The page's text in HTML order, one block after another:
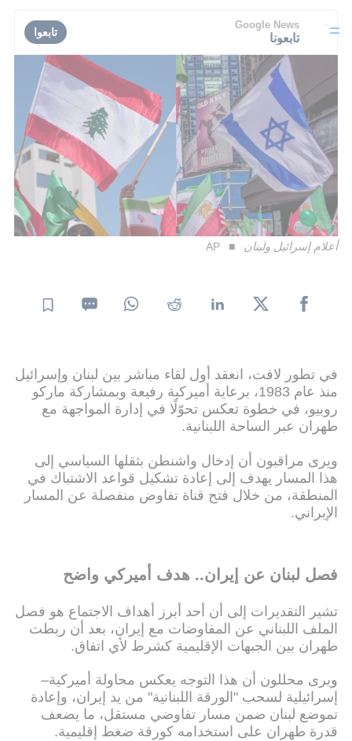
Google News
تابعونا تابعوا
أعلام إسرائيل ولبنان AP
في تطور لافت، انعقد أول لقاء مباشر بين لبنان وإسرائيل
منذ عام 1983، برعاية أميركية رفيعة وبمشاركة ماركو
روبيو، في خطوة تعكس تحوّلًا في إدارة المواجهة مع
طهران عبر الساحة اللبنانية.
ويرى مراقبون أن إدخال واشنطن بثقلها السياسي إلى
هذا المسار يهدف إلى إعادة تشكيل قواعد الاشتباك في
المنطقة، من خلال فتح قناة تفاوض منفصلة عن المسار
الإيراني.
فصل لبنان عن إيران.. هدف أميركي واضح
تشير التقديرات إلى أن أحد أبرز أهداف الاجتماع هو فصل
الملف اللبناني عن المفاوضات مع إيران، بعد أن ربطت
طهران بين الجبهات الإقليمية كشرط لأي اتفاق.
ويرى محللون أن هذا التوجه يعكس محاولة أميركية–
إسرائيلية لسحب "الورقة اللبنانية" من يد إيران، وإعادة
تموضع لبنان ضمن مسار تفاوضي مستقل، ما يضعف
قدرة طهران على استخدامه كورقة ضغط إقليمية.